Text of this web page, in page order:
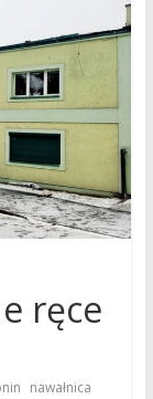
ręce
nawałnica